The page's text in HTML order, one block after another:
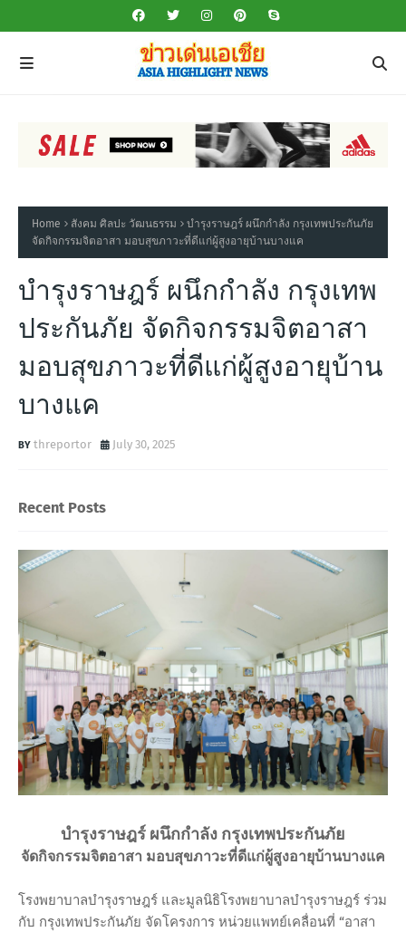
Home สังคม ศิลปะ วัฒนธรรม
บำรุงราษฎร์ ผนึกกำลัง กรุงเทพประกันภัย
จัดกิจกรรมจิตอาสา มอบสุขภาวะที่ดีแก่ผู้สูงอายุบ้านบางแค
บำรุงราษฎร์ ผนึกกำลัง กรุงเทพ
ประกันภัย จัดกิจกรรมจิตอาสา
มอบสุขภาวะที่ดีแก่ผู้สูงอายุบ้าน
บางแค
threportor July 30, 2025
Recent Posts
บำรุงราษฎร์ ผนึกกำลัง กรุงเทพประกันภัย
จัดกิจกรรมจิตอาสา มอบสุขภาวะที่ดีแก่ผู้สูงอายุบ้านบางแค
โรงพยาบาลบำรุงราษฎร์ และมูลนิธิโรงพยาบาลบำรุงราษฎร์ ร่วม
กับ กรุงเทพประกันภัย จัดโครงการ หน่วยแพทย์เคลื่อนที่ “อาสา